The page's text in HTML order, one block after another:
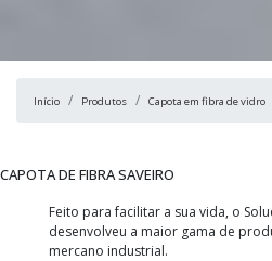
Início Produtos Capota em fibra de vidro
CAPOTA DE FIBRA SAVEIRO
Feito para facilitar a sua vida, o
desenvolveu a maior gama de
mercano industrial.